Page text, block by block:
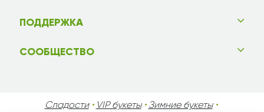
ПОДДЕРЖКА
СООБЩЕСТВО
Сладости• VIP букеты• Зимние букеты•